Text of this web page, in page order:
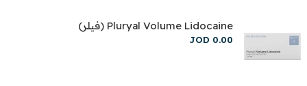
Pluryal Volume Lidocaine (فيلر)
JOD 0.00